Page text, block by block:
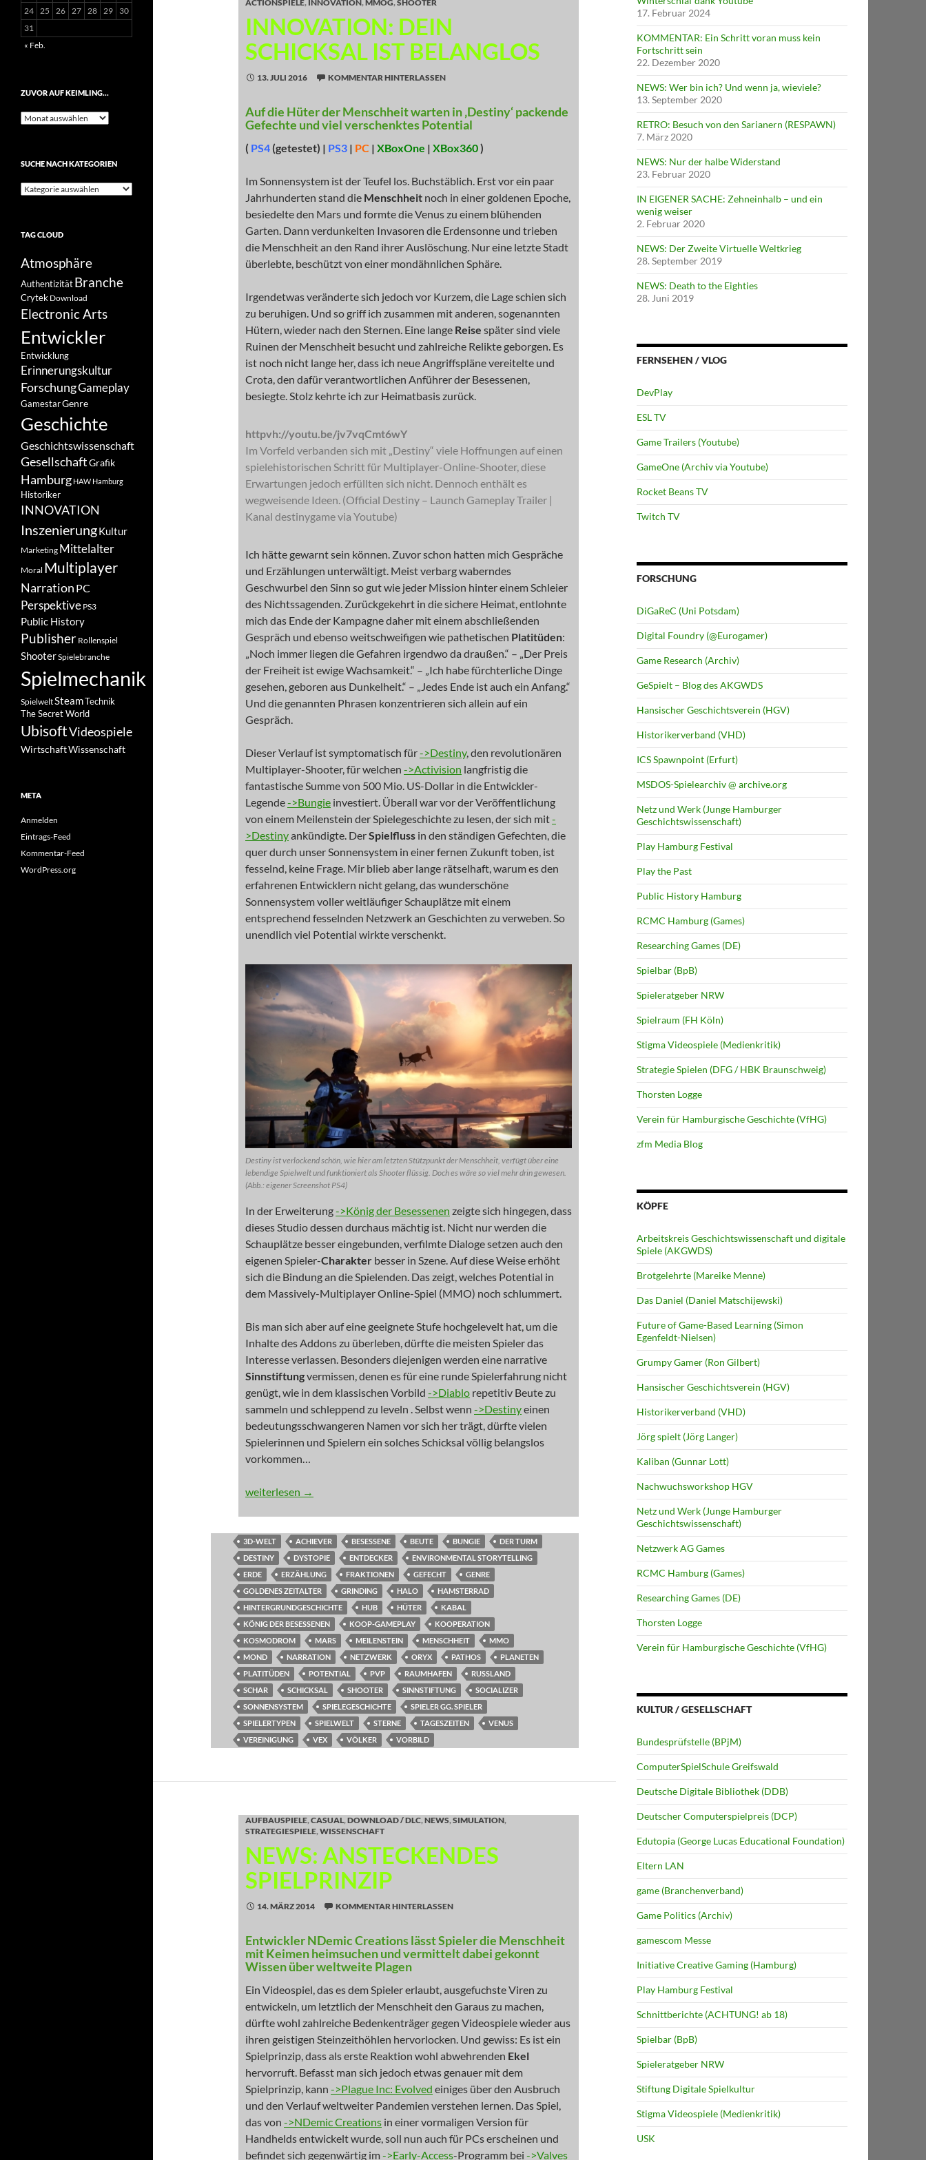
ACTIONSPIELE, INNOVATION,MMOG,SHOOTER
INNOVATION: DEIN
SCHICKSAL IST BELANGLOS
13. JULI 2016 KOMMENTAR HINTERLASSEN
Auf die Hüter der Menschheit warten in ‚Destiny‘ packende
Gefechte und viel verschenktes Potential
( PS4 (getestet) | PS3 | PC | XBoxOne | XBox360)
Im Sonnensystem ist der Teufel los. Buchstäblich. Erst vor ein paar
Jahrhunderten stand die Menschheit noch in einer goldenen Epoche,
besiedelte den Mars und formte die Venus zu einem blühenden
Garten. Dann verdunkelten Invasoren die Erdensonne und trieben
die Menschheit an den Rand ihrer Auslöschung. Nur eine letzte Stadt
überlebte, beschützt von einer mondähnlichen Sphäre.
Irgendetwas veränderte sich jedoch vor Kurzem, die Lage schien sich
zu beruhigen. Und so griff ich zusammen mit anderen, sogenannten
Hütern, wieder nach den Sternen. Eine lange Reise später sind viele
Ruinen der Menschheit besucht und zahlreiche Relikte geborgen. Es
ist noch nicht lange her, dass ich neue Angriffspläne vereitelte und
Crota, den dafür verantwortlichen Anführer der Besessenen,
besiegte. Stolz kehrte ich zur Heimatbasis zurück.
httpvh://youtu.be/jv7vqCmt6wY
Im Vorfeld verbanden sich mit „Destiny“ viele Hoffnungen auf einen
spielehistorischen Schritt für Multiplayer-Online-Shooter, diese
Erwartungen jedoch erfüllten sich nicht. Dennoch enthält es
wegweisende Ideen. (Official Destiny – Launch Gameplay Trailer |
Kanal destinygame via Youtube)
Ich hätte gewarnt sein können. Zuvor schon hatten mich Gespräche
und Erzählungen unterwältigt. Meist verbarg waberndes
Geschwurbel den Sinn so gut wie jeder Mission hinter einem Schleier
des Nichtssagenden. Zurückgekehrt in die sichere Heimat, entlohnte
mich das Ende der Kampagne daher mit einem abschließenden
Gespräch und ebenso weitschweifigen wie pathetischen Platitüden:
„Noch immer liegen die Gefahren irgendwo da draußen.“ – „Der Preis
der Freiheit ist ewige Wachsamkeit.“ – „Ich habe fürchterliche Dinge
gesehen, geboren aus Dunkelheit.“ – „Jedes Ende ist auch ein Anfang.“
Und die genannten Phrasen konzentrieren sich allein auf ein
Gespräch.
Dieser Verlauf ist symptomatisch für->Destiny, den revolutionären
Multiplayer-Shooter, für welchen ->Activision langfristig die
fantastische Summe von 500 Mio. US-Dollar in die Entwickler-
Legende->Bungie investiert. Überall war vor der Veröffentlichung
von einem Meilenstein der Spielegeschichte zu lesen, der sich mit-
>Destinyankündigte. DerSpielfluss in den ständigen Gefechten, die
quer durch unser Sonnensystem in einer fernen Zukunft toben, ist
fesselnd, keine Frage. Mir blieb aber lange rätselhaft, warum es den
erfahrenen Entwicklern nicht gelang, das wunderschöne
Sonnensystem voller weitläufiger Schauplätze mit einem
entsprechend fesselnden Netzwerk an Geschichten zu verweben. So
unendlich viel Potential wirkte verschenkt.
Destiny ist verlockend schön, wie hier am letzten Stützpunkt der Menschheit, verfügt über eine
lebendige Spielwelt und funktioniert als Shooter flüssig. Doch es wäre so viel mehr drin gewesen.
(Abb.: eigener Screenshot PS4)
In der Erweiterung->König der Besessenen zeigte sich hingegen, dass
dieses Studio dessen durchaus mächtig ist. Nicht nur werden die
Schauplätze besser eingebunden, verfilmte Dialoge setzen auch den
eigenen Spieler-Charakter besser in Szene. Auf diese Weise erhöht
sich die Bindung an die Spielenden. Das zeigt, welches Potential in
dem Massively-Multiplayer Online-Spiel (MMO) noch schlummert.
Bis man sich aber auf eine geeignete Stufe hochgelevelt hat, um die
Inhalte des Addons zu überleben, dürfte die meisten Spieler das
Interesse verlassen. Besonders diejenigen werden eine narrative
Sinnstiftungvermissen, denen es für eine runde Spielerfahrung nicht
genügt, wie in dem klassischen Vorbild ->Diablo repetitiv Beute zu
sammeln und schleppend zu leveln . Selbst wenn ->Destinyeinen
bedeutungsschwangeren Namen vor sich her trägt, dürfte vielen
Spielerinnen und Spielern ein solches Schicksal völlig belangslos
vorkommen…
INNOVATION: Dein Schicksal ist belanglos
weiterlesen →
3D-WELT ACHIEVER BESESSENE BEUTE BUNGIE
DER TURM
DESTINY
DYSTOPIE ENTDECKER
ENVIRONMENTAL STORYTELLING
ERDE
ERZÄHLUNG FRAKTIONEN GEFECHT
GENRE
GOLDENES ZEITALTER
GRINDING HALO
HAMSTERRAD
HINTERGRUNDGESCHICHTE
HUB HÜTER
KABAL
KÖNIG DER BESESSENEN
KOOP-GAMEPLAY
KOOPERATION
KOSMODROM
MARS MEILENSTEIN MENSCHHEIT
MMO
MOND
NARRATION NETZWERK ORYX PATHOS
PLANETEN
PLATITÜDEN
POTENTIAL PVP RAUMHAFEN
RUSSLAND
SCHAR
SCHICKSAL SHOOTER SINNSTIFTUNG
SOCIALIZER
SONNENSYSTEM
SPIELEGESCHICHTE
SPIELER GG. SPIELER
SPIELERTYPEN
SPIELWELT STERNE TAGESZEITEN
VENUS
VEREINIGUNG
VEX VÖLKER VORBILD
AUFBAUSPIELE,CASUAL,DOWNLOAD / DLC,NEWS,SIMULATION,
STRATEGIESPIELE,WISSENSCHAFT
NEWS: ANSTECKENDES
SPIELPRINZIP
14. MÄRZ 2014 KOMMENTAR HINTERLASSEN
Entwickler NDemic Creations lässt Spieler die Menschheit
mit Keimen heimsuchen und vermittelt dabei gekonnt
Wissen über weltweite Plagen
Ein Videospiel, das es dem Spieler erlaubt, ausgefuchste Viren zu
entwickeln, um letztlich der Menschheit den Garaus zu machen,
dürfte wohl zahlreiche Bedenkenträger gegen Videospiele wieder aus
ihren geistigen Steinzeithöhlen hervorlocken. Und gewiss: Es ist ein
Spielprinzip, dass als erste Reaktion wohl abwehrenden Ekel
hervorruft. Befasst man sich jedoch etwas genauer mit dem
Spielprinzip, kann ->Plague Inc: Evolved einiges über den Ausbruch
und den Verlauf weltweiter Pandemien verstehen lernen. Das Spiel,
das von ->NDemic Creations in einer vormaligen Version für
Handhelds entwickelt wurde, soll nun auch für PCs erscheinen und
befindet sich gegenwärtig im->Early-Access-Programm bei ->Valves
17. Februar 2024
KOMMENTAR: Ein Schritt voran muss kein
Fortschritt sein
22. Dezember 2020
NEWS: Wer bin ich? Und wenn ja, wieviele?
13. September 2020
RETRO: Besuch von den Sarianern (RESPAWN)
7. März 2020
NEWS: Nur der halbe Widerstand
23. Februar 2020
IN EIGENER SACHE: Zehneinhalb – und ein
wenig weiser
2. Februar 2020
NEWS: Der Zweite Virtuelle Weltkrieg
28. September 2019
NEWS: Death to the Eighties
28. Juni 2019
FERNSEHEN / VLOG
DevPlay
ESL TV
Game Trailers (Youtube)
GameOne (Archiv via Youtube)
Rocket Beans TV
Twitch TV
FORSCHUNG
DiGaReC (Uni Potsdam)
Digital Foundry (@Eurogamer)
Game Research (Archiv)
GeSpielt – Blog des AKGWDS
Hansischer Geschichtsverein (HGV)
Historikerverband (VHD)
ICS Spawnpoint (Erfurt)
MSDOS-Spielearchiv @ archive.org
Netz und Werk (Junge Hamburger
Geschichtswissenschaft)
Play Hamburg Festival
Play the Past
Public History Hamburg
RCMC Hamburg (Games)
Researching Games (DE)
Spielbar (BpB)
Spieleratgeber NRW
Spielraum (FH Köln)
Stigma Videospiele (Medienkritik)
Strategie Spielen (DFG / HBK Braunschweig)
Thorsten Logge
Verein für Hamburgische Geschichte (VfHG)
zfm Media Blog
KÖPFE
Arbeitskreis Geschichtswissenschaft und digitale
Spiele (AKGWDS)
Brotgelehrte (Mareike Menne)
Das Daniel (Daniel Matschijewski)
Future of Game-Based Learning (Simon
Egenfeldt-Nielsen)
Grumpy Gamer (Ron Gilbert)
Hansischer Geschichtsverein (HGV)
Historikerverband (VHD)
Jörg spielt (Jörg Langer)
Kaliban (Gunnar Lott)
Nachwuchsworkshop HGV
Netz und Werk (Junge Hamburger
Geschichtswissenschaft)
Netzwerk AG Games
RCMC Hamburg (Games)
Researching Games (DE)
Thorsten Logge
Verein für Hamburgische Geschichte (VfHG)
KULTUR / GESELLSCHAFT
Bundesprüfstelle (BPjM)
ComputerSpielSchule Greifswald
Deutsche Digitale Bibliothek (DDB)
Deutscher Computerspielpreis (DCP)
Edutopia (George Lucas Educational Foundation)
Eltern LAN
game (Branchenverband)
Game Politics (Archiv)
gamescom Messe
Initiative Creative Gaming (Hamburg)
Play Hamburg Festival
Schnittberichte (ACHTUNG! ab 18)
Spielbar (BpB)
Spieleratgeber NRW
Stiftung Digitale Spielkultur
Stigma Videospiele (Medienkritik)
USK
24 25 26 27 28 29
30
31
« Feb.
ZUVOR AUF KEIMLING…
Zuvor
SUCHE NACH KATEGORIEN
Suche
TAG CLOUD
Atmosphäre
Authentizität Branche
Crytek Download
Electronic Arts
Entwickler
Entwicklung
Erinnerungskultur
ForschungGameplay
GamestarGenre
Geschichte
Geschichtswissenschaft
GesellschaftGrafik
Hamburg HAW Hamburg
Historiker
INNOVATION
InszenierungKultur
Marketing Mittelalter
Moral Multiplayer
Narration PC
Perspektive PS3
Public History
Publisher Rollenspiel
ShooterSpielebranche
Spielmechanik
SpielweltSteamTechnik
The Secret World
UbisoftVideospiele
WirtschaftWissenschaft
META
Anmelden
Eintrags-Feed
Kommentar-Feed
WordPress.org